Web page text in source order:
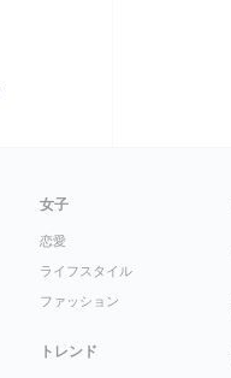
女子
恋愛
ライフスタイル
ファッション
トレンド